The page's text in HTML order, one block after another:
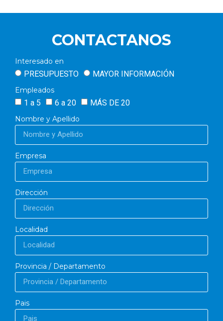
CONTACTANOS
Interesado en
PRESUPUESTO MAYOR INFORMACIÓN
Empleados
1 a 5 6 a 20 MÁS DE 20
Nombre y Apellido
Empresa
Dirección
Localidad
Provincia / Departamento
Pais